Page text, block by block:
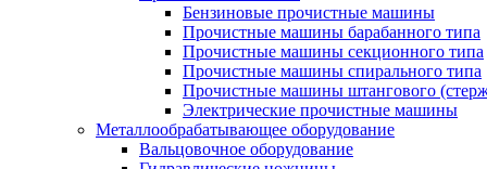
Бензиновые прочистные машины
Прочистные машины барабанного типа
Прочистные машины секционного типа
Прочистные машины спирального типа
Прочистные машины штангового
Электрические прочистные машины
Металлообрабатывающее оборудование
Вальцовочное оборудование